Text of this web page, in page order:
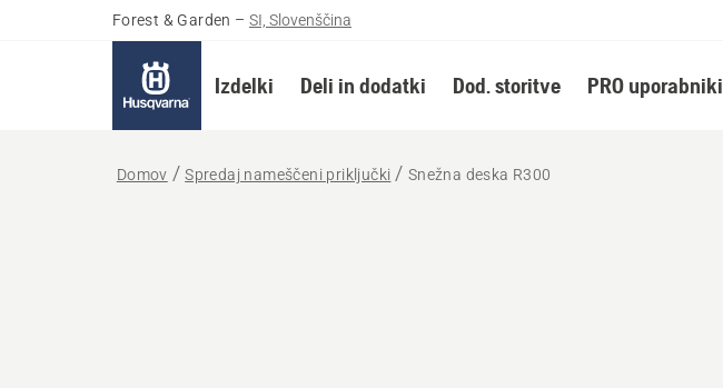
Forest & Garden – SI, Slovenščina
Izdelki Deli in dodatki Dod. storitve PRO uporabniki
Domov Spredaj nameščeni priključki Snežna deska R300